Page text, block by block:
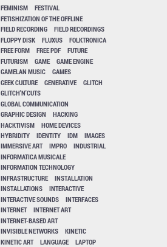
FEMINISM
FESTIVAL
FETISHIZATION OF THE OFFLINE
FIELD RECORDING
FIELD RECORDINGS
FLOPPY DISK
FLUXUS
FOLKTRONICA
FREE FORM
FREE PDF
FUTURE
FUTURISM
GAME
GAME ENGINE
GAMELAN MUSIC
GAMES
GEEK CULTURE
GENERATIVE
GLITCH
GLITCH'N'CUTS
GLOBAL COMMUNICATION
GRAPHIC DESIGN
HACKING
HACKTIVISM
HOME DEVICES
HYBRIDITY
IDENTITY IDM
IMAGES
IMMERSIVE ART
IMPRO
INDUSTRIAL
INFORMATICA MUSICALE
INFORMATION TECHNOLOGY
INFRASTRUCTURE
INSTALLATION
INSTALLATIONS
INTERACTIVE
INTERACTIVE SOUNDS
INTERFACES
INTERNET
INTERNET ART
INTERNET-BASED ART
INVISIBLE NETWORKS
KINETIC
KINETIC ART
LANGUAGE
LAPTOP